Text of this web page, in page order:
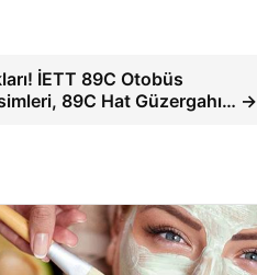
İETT 89C Otobüs
89C Hat Güzergahı… →